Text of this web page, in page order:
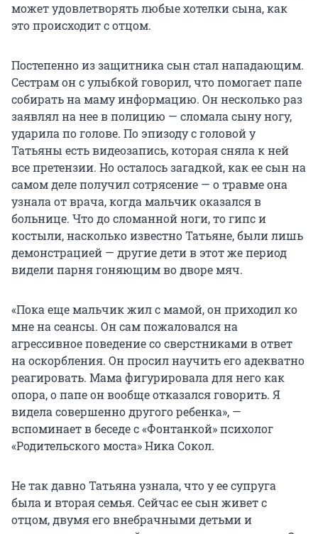
может удовлетворять любые хотелки сына, как
это происходит с отцом.
Постепенно из защитника сын стал нападающим.
Сестрам он с улыбкой говорил, что помогает папе
собирать на маму информацию. Он несколько раз
заявлял на нее в полицию — сломала сыну ногу,
ударила по голове. По эпизоду с головой у
Татьяны есть видеозапись, которая сняла к ней
все претензии. Но осталось загадкой, как ее сын на
самом деле получил сотрясение — о травме она
узнала от врача, когда мальчик оказался в
больнице. Что до сломанной ноги, то гипс и
костыли, насколько известно Татьяне, были лишь
демонстрацией — другие дети в этот же период
видели парня гоняющим во дворе мяч.
«Пока еще мальчик жил с мамой, он приходил ко
мне на сеансы. Он сам пожаловался на
агрессивное поведение со сверстниками в ответ
на оскорбления. Он просил научить его адекватно
реагировать. Мама фигурировала для него как
опора, о папе он вообще отказался говорить. Я
видела совершенно другого ребенка», —
вспоминает в беседе с «Фонтанкой» психолог
«Родительского моста» Ника Сокол.
Не так давно Татьяна узнала, что у ее супруга
была и вторая семья. Сейчас ее сын живет с
отцом, двумя его внебрачными детьми и